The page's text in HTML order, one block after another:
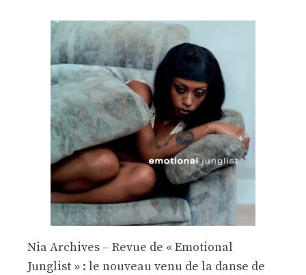
Nia Archives – Revue de « Emotional
Junglist » : le nouveau venu de la danse de